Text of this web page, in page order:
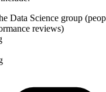
Data Science group
reviews)